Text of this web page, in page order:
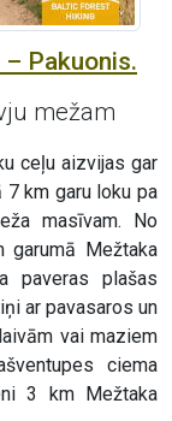
Pakuonis.
mežam
ceļu aizvijas gar
7 km garu loku pa
masīvam. No
Mežtaka
paveras plašas
ar pavasaros un
vai maziem
ciema
3 km Mežtaka